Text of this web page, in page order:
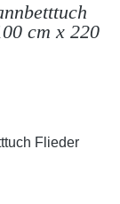
cm x 220